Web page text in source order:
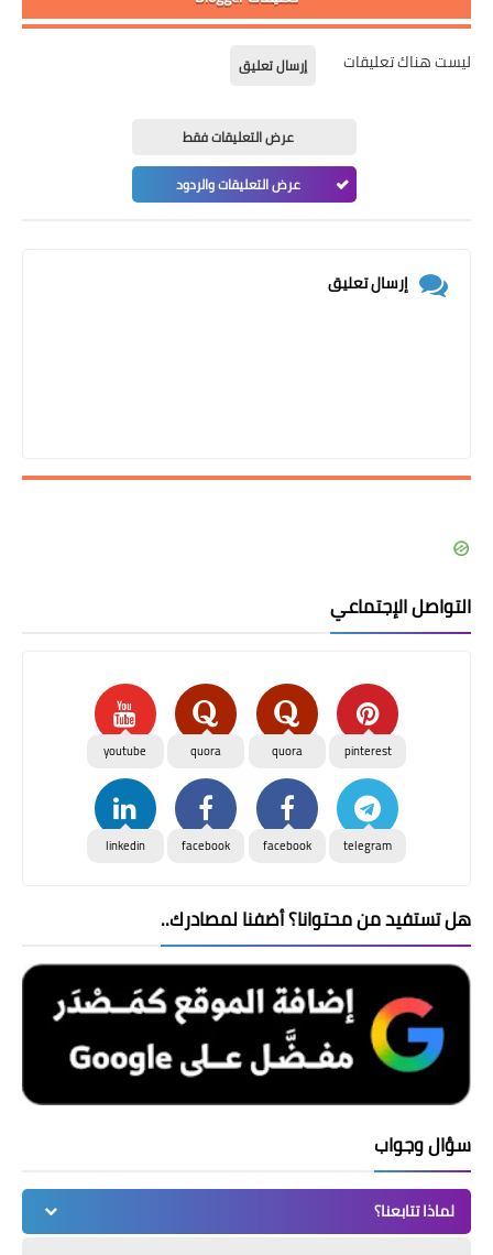
ليست هناك تعليقات إرسال تعليق
عرض التعليقات فقط
عرض التعليقات والردود
إرسال تعليق
التواصل الإجتماعي
pinterest
quora
quora
youtube
telegram
facebook
facebook
linkedin
هل تستفيد من محتوانا؟ أضفنا لمصادرك..
سؤال وجواب
لماذا تتابعنا؟